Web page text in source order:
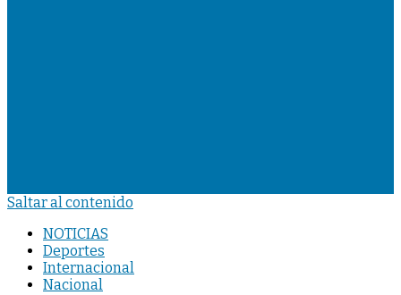
Saltar al contenido
NOTICIAS
Deportes
Internacional
Nacional